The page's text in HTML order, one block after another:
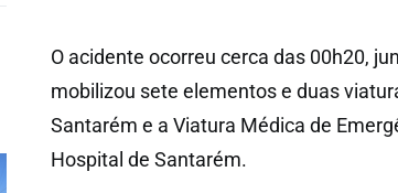
O acidente ocorreu cerca das 00h20,
mobilizou sete elementos e duas
Santarém e a Viatura Médica de
Hospital de Santarém.